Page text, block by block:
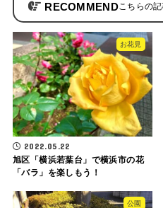
RECOMMEND
お花見
2022.05.22
旭区「横浜若葉台」で横浜市の花
「バラ」を楽しもう！
公園